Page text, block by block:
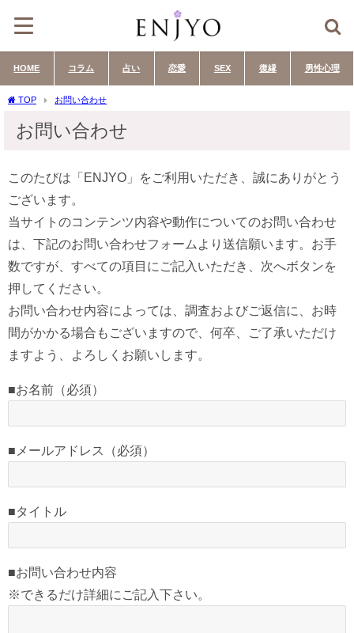
HOME コラム 占い 恋愛 SEX 復縁 男性心理
TOP お問い合わせ
お問い合わせ
このたびは「ENJYO」をご利用いただき、誠にありがとう
ございます。
当サイトのコンテンツ内容や動作についてのお問い合わせ
は、下記のお問い合わせフォームより送信願います。お手
数ですが、すべての項目にご記入いただき、次へボタンを
押してください。
お問い合わせ内容によっては、調査およびご返信に、お時
間がかかる場合もございますので、何卒、ご了承いただけ
ますよう、よろしくお願いします。
■お名前（必須）
■メールアドレス（必須）
■タイトル
■お問い合わせ内容
※できるだけ詳細にご記入下さい。